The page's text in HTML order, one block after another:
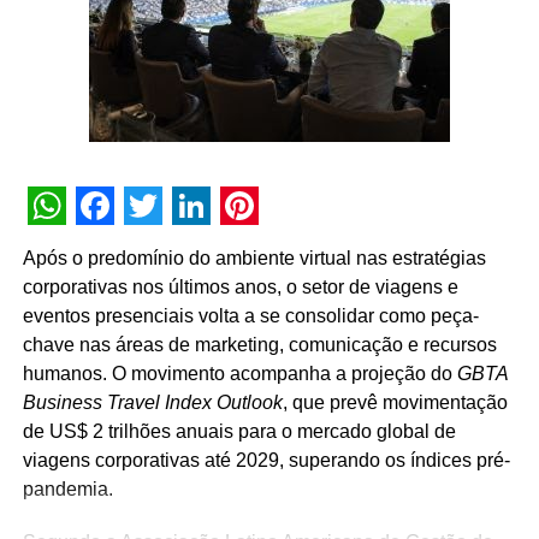
desenvolvimento do mercado passa, necessariamente,
pela valorização das pessoas que fazem os eventos
acontecerem”, afirma Paulo Ventura, presidente da
UBRAFE.
A iniciativa estabelece uma agenda permanente de
educativas, o compartilhamento de metodologias de
para os pavilhões e a atuação conjunta junto a órgãos
públicos e autoridades reguladoras.
Para Guto Guedes, presidente da ABRACE, “a assinatura
deste acordo representa um avanço importante para as
empresas de cenografia e montagem de estandes e,
principalmente, para os profissionais que atuam na
montagem e na desmontagem dos eventos. Acreditamos
que o fortalecimento do setor passa pela valorização das
WhatsApp
Facebook
Twitter
LinkedIn
Pinterest
Após o predomínio do ambiente virtual nas estratégias
corporativas nos últimos anos, o setor de viagens e
eventos presenciais volta a se consolidar como peça-
chave nas áreas de marketing, comunicação e recursos
humanos. O movimento acompanha a projeção do GBTA
Business Travel Index Outlook, que prevê movimentação
de US$ 2 trilhões anuais para o mercado global de
viagens corporativas até 2029, superando os índices pré-
pandemia.